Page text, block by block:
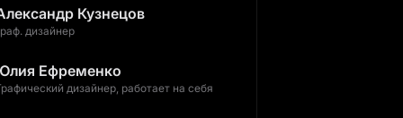
Кузнецов
дизайнер
Ефременко
дизайнер, работает на себя